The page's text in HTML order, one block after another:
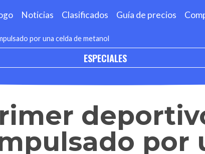
Noticias Clasificados Guía de precios
por una celda de metanol
ESPECIALES
por